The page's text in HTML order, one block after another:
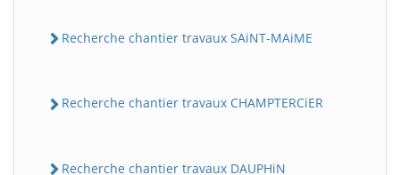
Recherche chantier travaux SAiNT-MAiME
Recherche chantier travaux CHAMPTERCiER
Recherche chantier travaux DAUPHiN